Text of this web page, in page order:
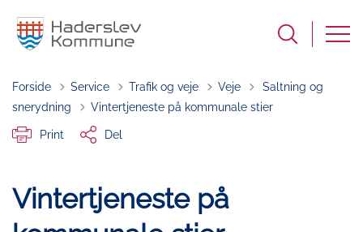
Forside Service Trafik og veje Veje Tilbage til
Saltning og
snerydning
Vintertjeneste på kommunale stier
Print Del
Vintertjeneste på